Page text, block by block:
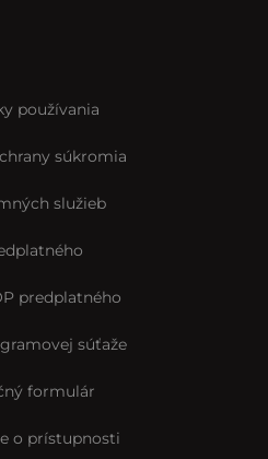
používania
súkromia
služieb
predplatného
súťaže
formulár
o prístupnosti